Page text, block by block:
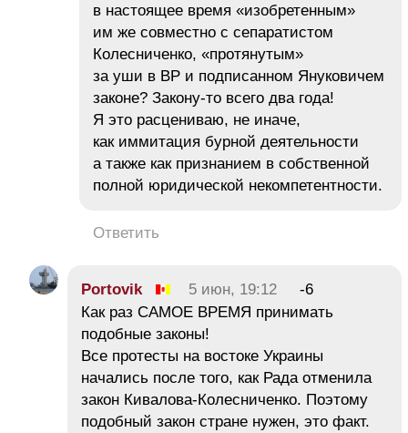
в настоящее время «изобретенным»
им же совместно с сепаратистом
Колесниченко, «протянутым»
за уши в ВР и подписанном Януковичем
законе? Закону-то всего два года!
Я это расцениваю, не иначе,
как иммитация бурной деятельности
а также как признанием в собственной
полной юридической некомпетентности.
Ответить
Portovik 5 июн, 19:12
-6
Как раз САМОЕ ВРЕМЯ принимать
подобные законы!
Все протесты на востоке Украины
начались после того, как Рада отменила
закон Кивалова-Колесниченко. Поэтому
подобный закон стране нужен, это факт.